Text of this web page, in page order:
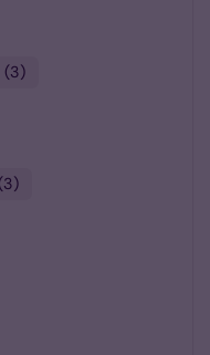
3
3